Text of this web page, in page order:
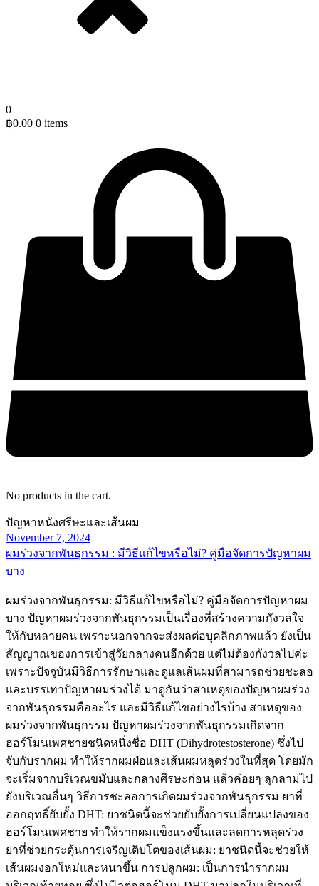
0
฿0.00 0 items
No products in the cart.
ปัญหาหนังศรีษะและเส้นผม
November 7, 2024
ผมร่วงจากพันธุกรรม : มีวิธีแก้ไขหรือไม่? คู่มือจัดการปัญหาผม
บาง
ผมร่วงจากพันธุกรรม: มีวิธีแก้ไขหรือไม่? คู่มือจัดการปัญหาผม
บาง ปัญหาผมร่วงจากพันธุกรรมเป็นเรื่องที่สร้างความกังวลใจ
ให้กับหลายคน เพราะนอกจากจะส่งผลต่อบุคลิกภาพแล้ว ยังเป็น
สัญญาณของการเข้าสู่วัยกลางคนอีกด้วย แต่ไม่ต้องกังวลไปค่ะ
เพราะปัจจุบันมีวิธีการรักษาและดูแลเส้นผมที่สามารถช่วยชะลอ
และบรรเทาปัญหาผมร่วงได้ มาดูกันว่าสาเหตุของปัญหาผมร่วง
จากพันธุกรรมคืออะไร และมีวิธีแก้ไขอย่างไรบ้าง สาเหตุของ
ผมร่วงจากพันธุกรรม ปัญหาผมร่วงจากพันธุกรรมเกิดจาก
ฮอร์โมนเพศชายชนิดหนึ่งชื่อ DHT (Dihydrotestosterone) ซึ่งไป
จับกับรากผม ทำให้รากผมฝ่อและเส้นผมหลุดร่วงในที่สุด โดยมัก
จะเริ่มจากบริเวณขมับและกลางศีรษะก่อน แล้วค่อยๆ ลุกลามไป
ยังบริเวณอื่นๆ วิธีการชะลอการเกิดผมร่วงจากพันธุกรรม ยาที่
ออกฤทธิ์ยับยั้ง DHT: ยาชนิดนี้จะช่วยยับยั้งการเปลี่ยนแปลงของ
ฮอร์โมนเพศชาย ทำให้รากผมแข็งแรงขึ้นและลดการหลุดร่วง
ยาที่ช่วยกระตุ้นการเจริญเติบโตของเส้นผม: ยาชนิดนี้จะช่วยให้
เส้นผมงอกใหม่และหนาขึ้น การปลูกผม: เป็นการนำรากผม